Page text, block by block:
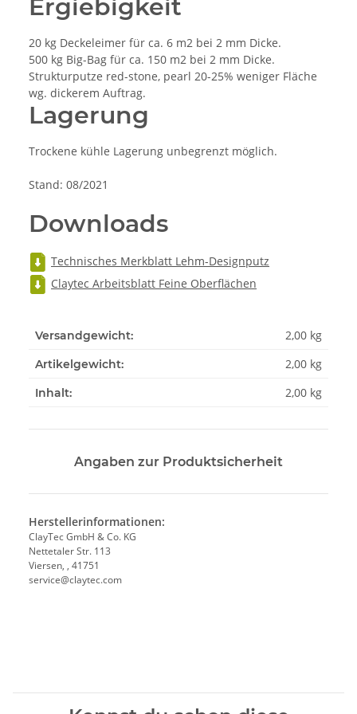
Ergiebigkeit
20 kg Deckeleimer für ca. 6 m2 bei 2 mm Dicke.
500 kg Big-Bag für ca. 150 m2 bei 2 mm Dicke.
Strukturputze red-stone, pearl 20-25% weniger Fläche
wg. dickerem Auftrag.
Lagerung
Trockene kühle Lagerung unbegrenzt möglich.
Stand: 08/2021
Downloads
Technisches Merkblatt Lehm-Designputz
Claytec Arbeitsblatt Feine Oberflächen
Versandgewicht: 2,00 kg
Artikelgewicht: 2,00 kg
Inhalt: 2,00 kg
Angaben zur Produktsicherheit
Herstellerinformationen:
ClayTec GmbH & Co. KG
Nettetaler Str. 113
Viersen, , 41751
service@claytec.com